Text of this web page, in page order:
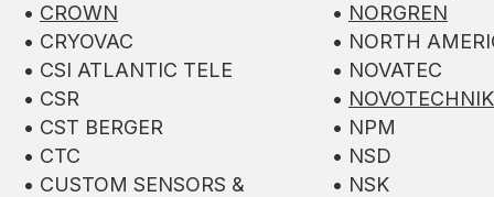
• CROWN
• CRYOVAC
• CSI ATLANTIC TELE
• CSR
• CST BERGER
• CTC
• CUSTOM SENSORS &
• NORGREN
• NORTH
• NOVATEC
• NOVOTECHNIK
• NPM
• NSD
• NSK